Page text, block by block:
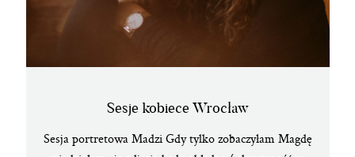
Sesje kobiece Wrocław
Sesja portretowa Madzi Gdy tylko zobaczyłam Magdę